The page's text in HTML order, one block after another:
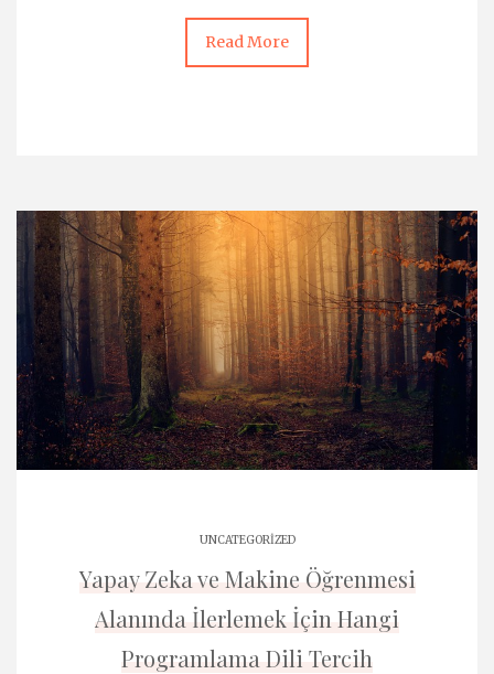
Read More
UNCATEGORIZED
Yapay Zeka ve Makine Öğrenmesi
Alanında İlerlemek İçin Hangi
Programlama Dili Tercih